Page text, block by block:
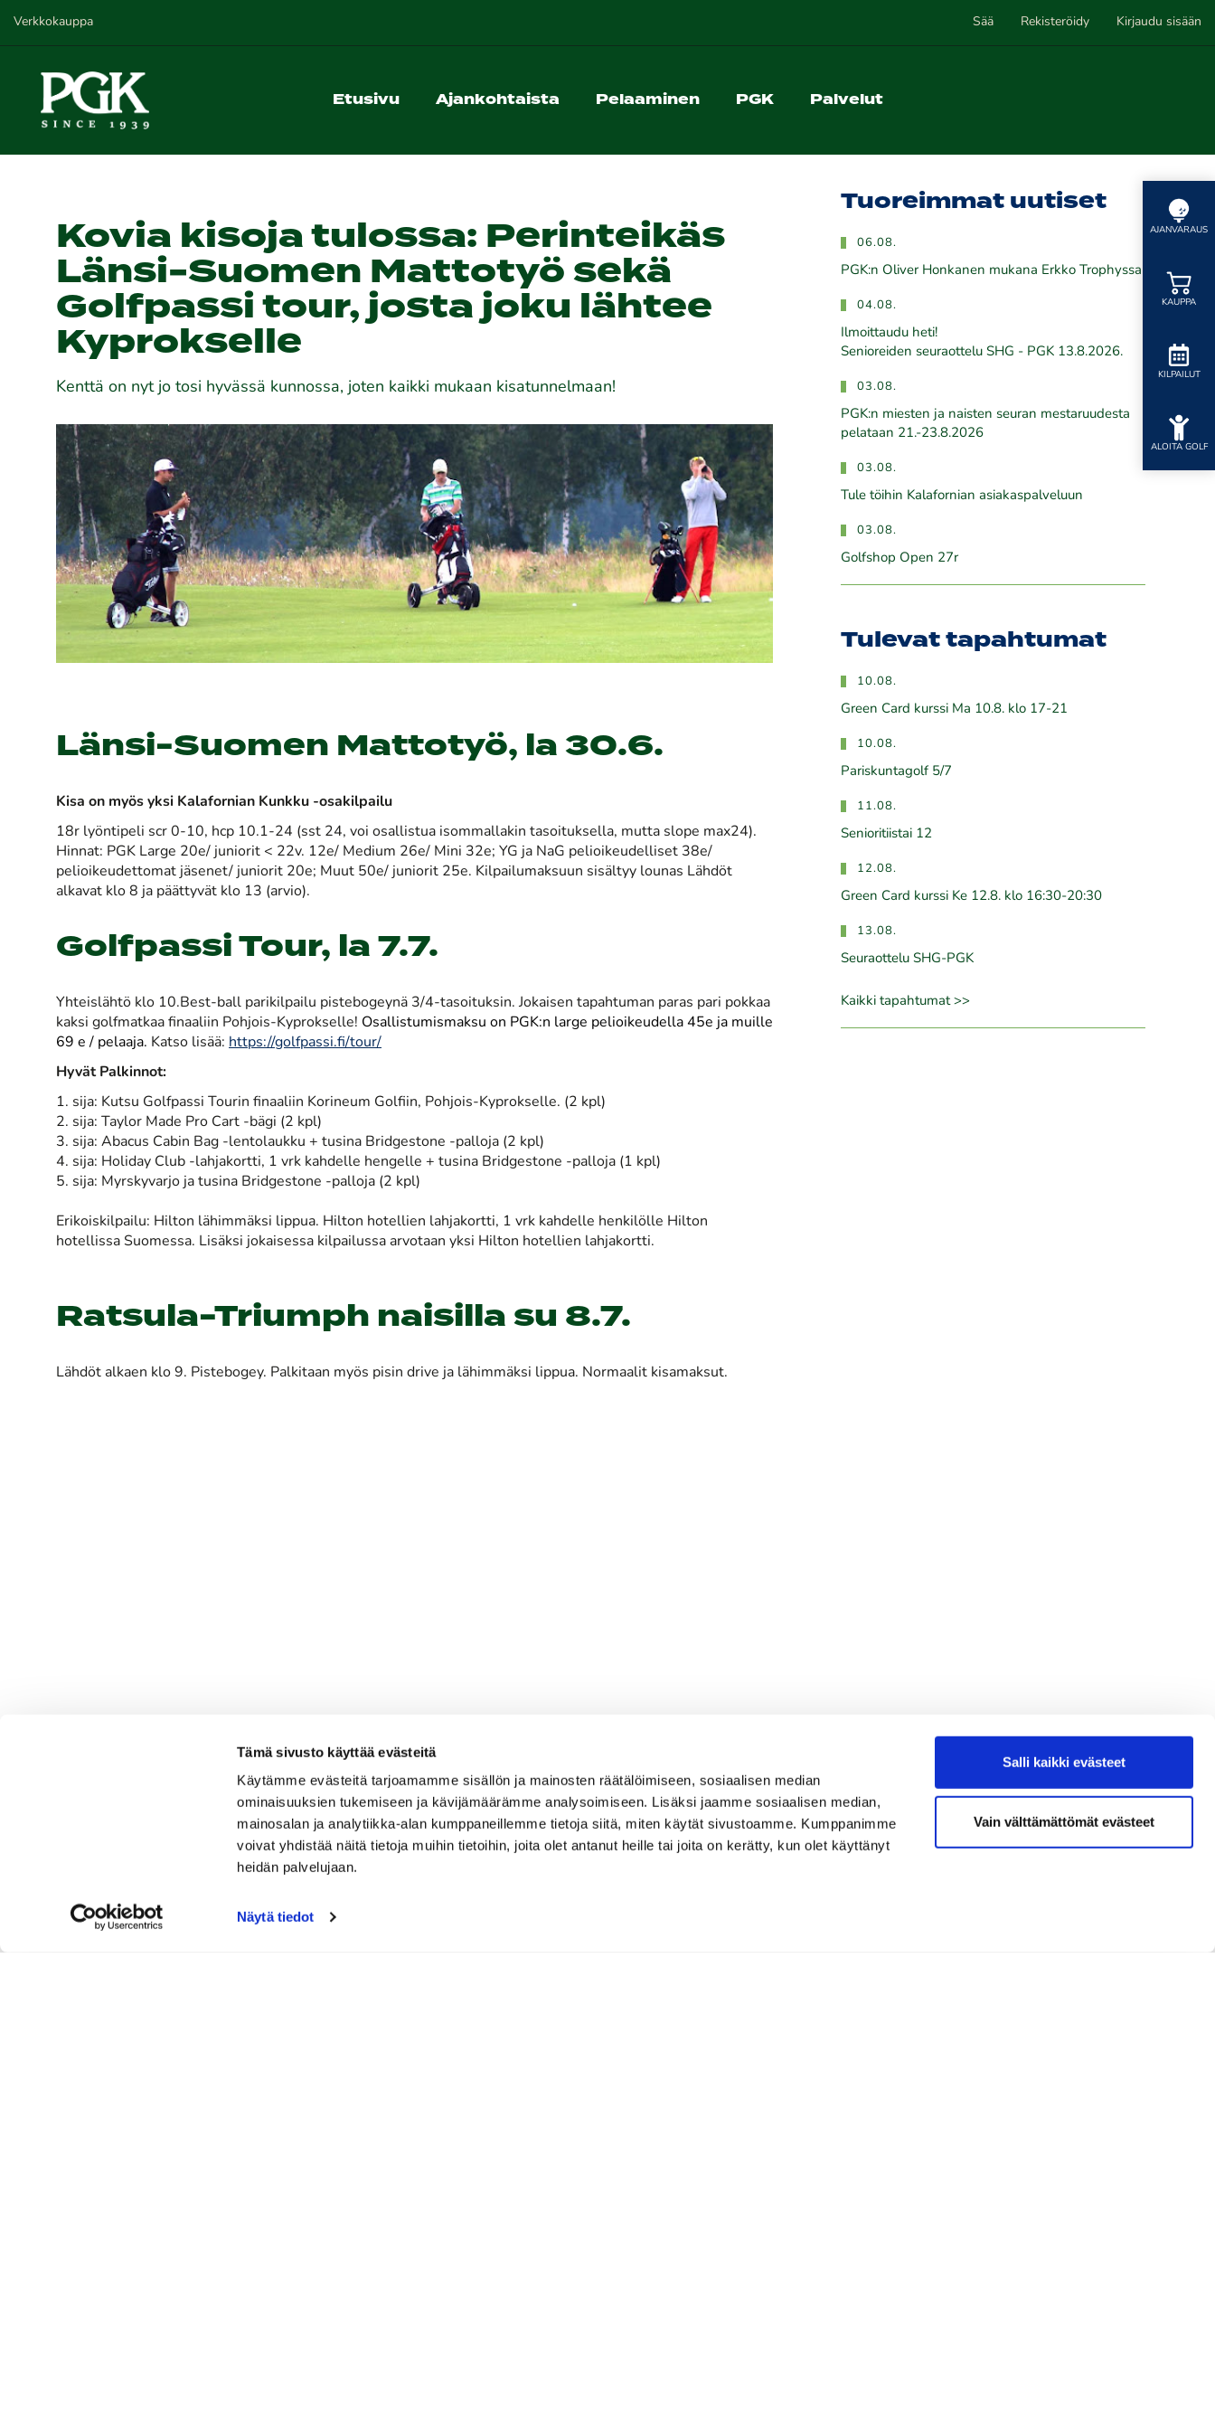
Tämä sivusto käyttää evästeitä
Käytämme evästeitä tarjoamamme sisällön ja mainosten räätälöimiseen, sosiaalisen median
ominaisuuksien tukemiseen ja kävijämäärämme analysoimiseen. Lisäksi jaamme sosiaalisen median,
mainosalan ja analytiikka-alan kumppaneillemme tietoja siitä, miten käytät sivustoamme. Kumppanimme
voivat yhdistää näitä tietoja muihin tietoihin, joita olet antanut heille tai joita on kerätty, kun olet käyttänyt
heidän palvelujaan.
Näytä tiedot
Salli kaikki evästeet
Vain välttämättömät evästeet
Verkkokauppa Sää Rekisteröidy Kirjaudu sisään
Etusivu Ajankohtaista Pelaaminen PGK Palvelut
AJANVARAUS
KAUPPA
KILPAILUT
ALOITA GOLF
Kovia kisoja tulossa: Perinteikäs
Länsi-Suomen Mattotyö sekä
Golfpassi tour, josta joku lähtee
Kyprokselle
Kenttä on nyt jo tosi hyvässä kunnossa, joten kaikki mukaan kisatunnelmaan!
Länsi-Suomen Mattotyö, la 30.6.
Kisa on myös yksi Kalafornian Kunkku -osakilpailu
18r lyöntipeli scr 0-10, hcp 10.1-24 (sst 24, voi osallistua isommallakin tasoituksella, mutta slope max24).
Hinnat: PGK Large 20e/ juniorit < 22v. 12e/ Medium 26e/ Mini 32e; YG ja NaG pelioikeudelliset 38e/
pelioikeudettomat jäsenet/ juniorit 20e; Muut 50e/ juniorit 25e. Kilpailumaksuun sisältyy lounas Lähdöt
alkavat klo 8 ja päättyvät klo 13 (arvio).
Golfpassi Tour, la 7.7.
Yhteislähtö klo 10.Best-ball parikilpailu pistebogeynä 3/4-tasoituksin. Jokaisen tapahtuman paras pari pokkaa
kaksi golfmatkaa finaaliin Pohjois-Kyprokselle! Osallistumismaksu on PGK:n large pelioikeudella 45e ja muille
69 e / pelaaja. Katso lisää: https://golfpassi.fi/tour/
Hyvät Palkinnot:
1. sija: Kutsu Golfpassi Tourin finaaliin Korineum Golfiin, Pohjois-Kyprokselle. (2 kpl)
2. sija: Taylor Made Pro Cart -bägi (2 kpl)
3. sija: Abacus Cabin Bag -lentolaukku + tusina Bridgestone -palloja (2 kpl)
4. sija: Holiday Club -lahjakortti, 1 vrk kahdelle hengelle + tusina Bridgestone -palloja (1 kpl)
5. sija: Myrskyvarjo ja tusina Bridgestone -palloja (2 kpl)
Erikoiskilpailu: Hilton lähimmäksi lippua. Hilton hotellien lahjakortti, 1 vrk kahdelle henkilölle Hilton
hotellissa Suomessa. Lisäksi jokaisessa kilpailussa arvotaan yksi Hilton hotellien lahjakortti.
Ratsula-Triumph naisilla su 8.7.
Lähdöt alkaen klo 9. Pistebogey. Palkitaan myös pisin drive ja lähimmäksi lippua. Normaalit kisamaksut.
Tuoreimmat uutiset
06.08.
PGK:n Oliver Honkanen mukana Erkko Trophyssa
04.08.
Ilmoittaudu heti!
​​​​​​​Senioreiden seuraottelu SHG - PGK 13.8.2026.
03.08.
PGK:n miesten ja naisten seuran mestaruudesta
pelataan 21.-23.8.2026
03.08.
Tule töihin Kalafornian asiakaspalveluun
03.08.
Golfshop Open 27r
Tulevat tapahtumat
10.08.
Green Card kurssi Ma 10.8. klo 17-21
10.08.
Pariskuntagolf 5/7
11.08.
Senioritiistai 12
12.08.
Green Card kurssi Ke 12.8. klo 16:30-20:30
13.08.
Seuraottelu SHG-PGK
Kaikki tapahtumat >>